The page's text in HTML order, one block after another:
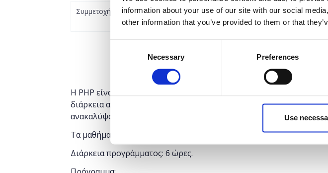
information about your use of our site with our social
other information that you’ve provided to them or that
Necessary Preferences
Use
Συμμετοχή
Η PHP είναι μία γλώσσα server-side scripting σχεδιασμένη για web
διάρκεια αυτού του εισαγωγικού μαθήματος της PHP, οι αρχάριοι
ανακαλύψουν τις θεμελιώδεις έννοιες που θα χρειαστούν για να
Τα μαθήματα γίνονται μόνο με φυσική παρουσία.
Διάρκεια προγράμματος: 6 ώρες.